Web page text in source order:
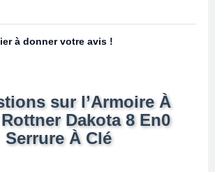
à donner votre avis !
sur l’Armoire À
Dakota 8 En0
Serrure À Clé